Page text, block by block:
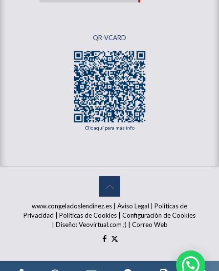
QR-VCARD
Clic aquí para más info
www.congeladoslendinez.es | Aviso Legal
Politicas de
Privacidad
Politicas de Cookies
Configuración de Cookies
| Diseño:Veovirtual.com ;) Correo Web